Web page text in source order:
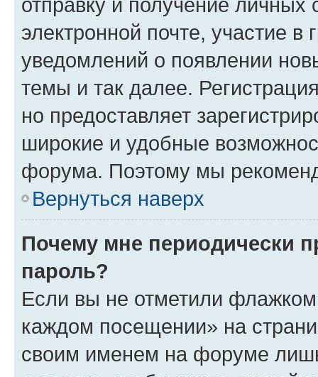
электронной почте, участие в
уведомлений о появлении
темы и так далее.
но предоставляет
широкие и удобные
форума. Поэтому мы
Вернуться наверх
Почему мне периодически
пароль?
Если вы не отметили флажком
каждом посещении» на
своим именем на форуме